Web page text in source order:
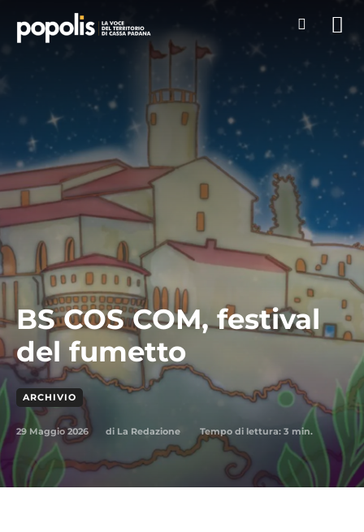
BS COS COM, festival
del fumetto
ARCHIVIO
29 Maggio 2026 di La Redazione Tempo di lettura: 3 min.